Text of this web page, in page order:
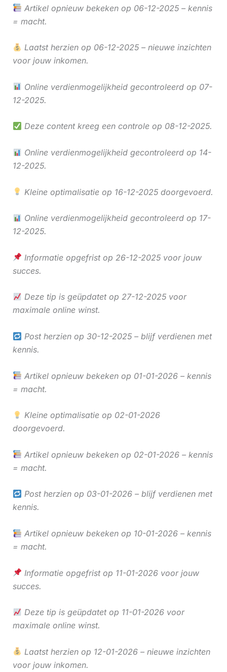
Artikel opnieuw bekeken op 06-12-2025 – kennis
= macht.
Laatst herzien op 06-12-2025 – nieuwe inzichten
voor jouw inkomen.
Online verdienmogelijkheid gecontroleerd op 07-
12-2025.
Deze content kreeg een controle op 08-12-2025.
Online verdienmogelijkheid gecontroleerd op 14-
12-2025.
Kleine optimalisatie op 16-12-2025 doorgevoerd.
Online verdienmogelijkheid gecontroleerd op 17-
12-2025.
Informatie opgefrist op 26-12-2025 voor jouw
succes.
Deze tip is geüpdatet op 27-12-2025 voor
maximale online winst.
Post herzien op 30-12-2025 – blijf verdienen met
kennis.
Artikel opnieuw bekeken op 01-01-2026 – kennis
= macht.
Kleine optimalisatie op 02-01-2026
doorgevoerd.
Artikel opnieuw bekeken op 02-01-2026 – kennis
= macht.
Post herzien op 03-01-2026 – blijf verdienen met
kennis.
Artikel opnieuw bekeken op 10-01-2026 – kennis
= macht.
Informatie opgefrist op 11-01-2026 voor jouw
succes.
Deze tip is geüpdatet op 11-01-2026 voor
maximale online winst.
Laatst herzien op 12-01-2026 – nieuwe inzichten
voor jouw inkomen.